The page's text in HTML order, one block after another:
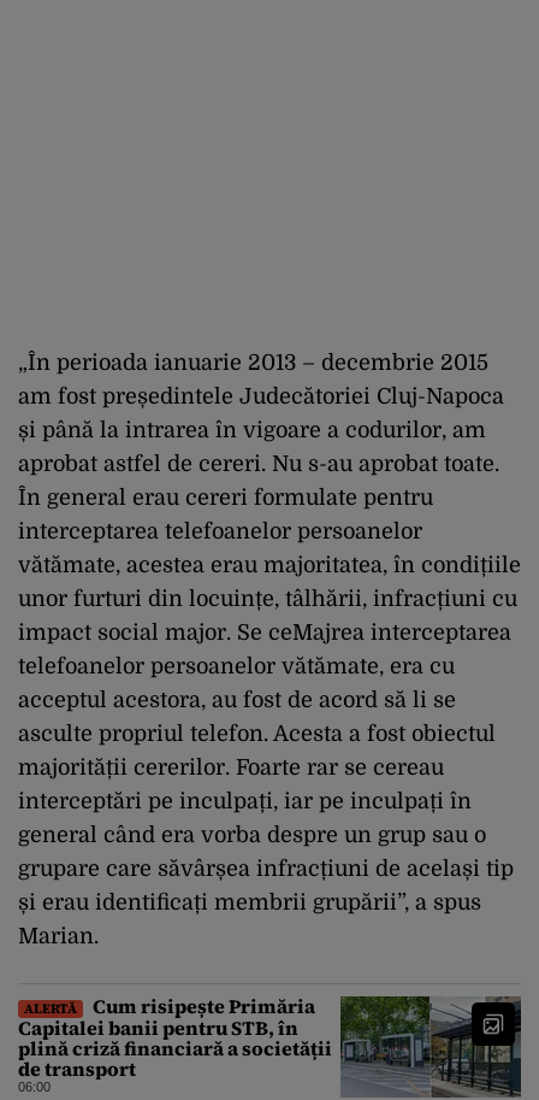
„În perioada ianuarie 2013 – decembrie 2015
am fost președintele Judecătoriei Cluj-Napoca
și până la intrarea în vigoare a codurilor, am
aprobat astfel de cereri. Nu s-au aprobat toate.
În general erau cereri formulate pentru
interceptarea telefoanelor persoanelor
vătămate, acestea erau majoritatea, în condițiile
unor furturi din locuințe, tâlhării, infracțiuni cu
impact social major. Se ceMajrea interceptarea
telefoanelor persoanelor vătămate, era cu
acceptul acestora, au fost de acord să li se
asculte propriul telefon. Acesta a fost obiectul
majorității cererilor. Foarte rar se cereau
interceptări pe inculpați, iar pe inculpați în
general când era vorba despre un grup sau o
grupare care săvârșea infracțiuni de același tip
și erau identificați membrii grupării”, a spus
Marian.
ALERTĂ
Cum risipește Primăria
Capitalei banii pentru STB, în
plină criză financiară a societății
de transport
06:00